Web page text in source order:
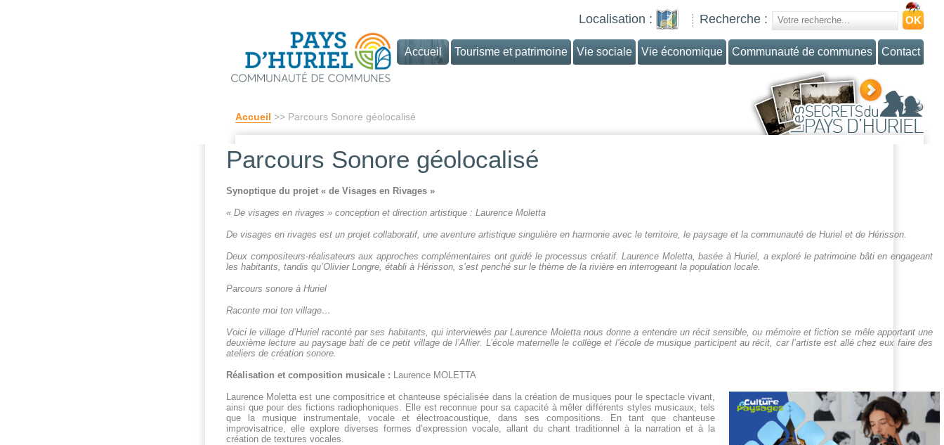
Accueil >> Parcours Sonore géolocalisé
Accueil Tourisme et patrimoine Vie sociale Vie économique Communauté de communes Contact
Localisation : Recherche :
Parcours Sonore géolocalisé
Synoptique du projet « de Visages en Rivages »
« De visages en rivages » conception et direction artistique : Laurence Moletta
De visages en rivages est un projet collaboratif, une aventure artistique singulière en harmonie avec le territoire, le paysage et la communauté de Huriel et de Hérisson.
Deux compositeurs-réalisateurs aux approches complémentaires ont guidé le processus créatif. Laurence Moletta, basée à Huriel, a exploré le patrimoine bâti en engageant
les habitants, tandis qu’Olivier Longre, établi à Hérisson, s’est penché sur le thème de la rivière en interrogeant la population locale.
Parcours sonore à Huriel
Raconte moi ton village…
Voici le village d’Huriel raconté par ses habitants, qui interviewés par Laurence Moletta nous donne a entendre un récit sensible, ou mémoire et fiction se mêle apportant une
deuxième lecture au paysage bati de ce petit village de l’Allier. L’école maternelle le collège et l’école de musique participent au récit, car l’artiste est allé chez eux faire des
ateliers de création sonore.
Réalisation et composition musicale : Laurence MOLETTA
Laurence Moletta est une compositrice et chanteuse spécialisée dans la création de musiques pour le spectacle vivant,
ainsi que pour des fictions radiophoniques. Elle est reconnue pour sa capacité à mêler différents styles musicaux, tels
que la musique instrumentale, vocale et électroacoustique, dans ses compositions. En tant que chanteuse
improvisatrice, elle explore diverses formes d’expression vocale, allant du chant traditionnel à la narration et à la
création de textures vocales.